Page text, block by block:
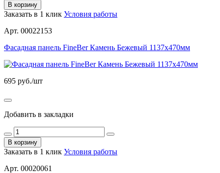
В корзину
Заказать в 1 клик Условия работы
Арт. 00022153
Фасадная панель FineBer Камень Бежевый 1137х470мм
695 руб./шт
Добавить в закладки
В корзину
Заказать в 1 клик Условия работы
Арт. 00020061